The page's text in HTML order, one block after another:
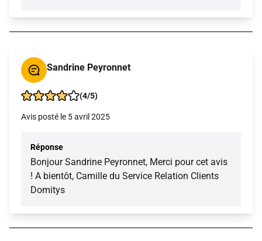
Sandrine Peyronnet
(4/5)
Avis posté le 5 avril 2025
Réponse
Bonjour Sandrine Peyronnet, Merci pour cet avis
! A bientôt, Camille du Service Relation Clients
Domitys